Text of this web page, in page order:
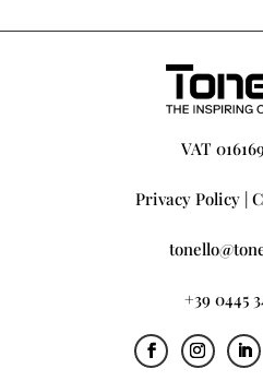
VAT
Privacy Policy |
+39 0445